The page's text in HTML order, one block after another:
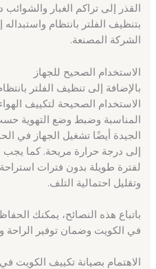
القذر إلى تراكم الغبار والشوائب
بتنظيف الفلتر بانتظام
الشركة المصنعة.
الاستخدام الصحيح للجهاز
بالإضافة إلى تنظيف الفلتر
الاستخدام الصحيحة لتكييف
المناسبة وضبط وضع التهوية
الجيدة أيضًا تشغيل الجهاز في
إلى درجة حرارة مريحة. كما
لفترة طويلة بدون فترات
وتقليل احتمالية التلف.
باتباع هذه النصائح، يمكنك
في الكويت وضمان توفير الراحة
الاهتمام بصيانة تكييف